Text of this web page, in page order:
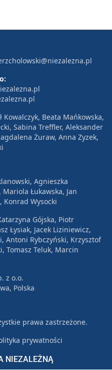
NIEZALEŻNĄ
Kowalczyk, Beata Mańkowska,
Sabina Treffler, Aleksander
Żuraw, Anna Zyzek,
Agnieszka
Łukawska, Jan
Konrad Wysocki
Gójska, Piotr
Łysiak, Jacek Liziniewicz,
Antoni Rybczyński, Krzysztof
Tomasz Teluk, Marcin
z o.o.
Polska
prawa zastrzeżone.
prywatności